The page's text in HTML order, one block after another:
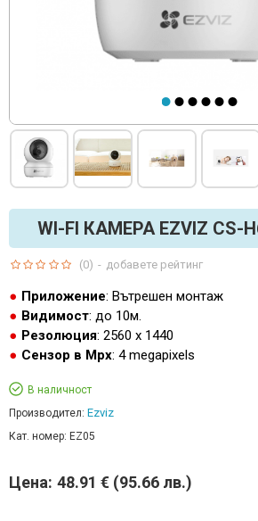
WI-FI КАМЕРА EZVIZ CS-
Приложение: Вътрешен монтаж
Видимост: до 10м.
Резолюция: 2560 x 1440
Сензор в Mpx: 4 megapixels
В наличност
Производител: Ezviz
Кат. номер: EZ05
(0) - добавете рейтинг
Цена: 48.91 € (95.66 лв.)